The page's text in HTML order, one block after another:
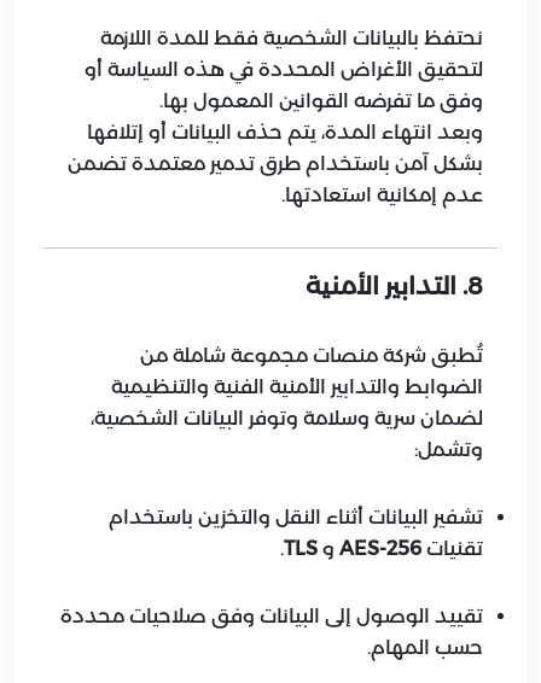
نحتفظ بالبيانات الشخصية فقط للمدة اللازمة
لتحقيق الأغراض المحددة في هذه السياسة أو
وفق ما تفرضه القوانين المعمول بها.
وبعد انتهاء المدة، يتم حذف البيانات أو إتلافها
بشكل آمن باستخدام طرق تدمير معتمدة تضمن
عدم إمكانية استعادتها.
8. التدابير الأمنية
تُطبق شركة منصات مجموعة شاملة من
الضوابط والتدابير الأمنية الفنية والتنظيمية
لضمان سرية وسلامة وتوفر البيانات الشخصية،
وتشمل:
تشفير البيانات أثناء النقل والتخزين باستخدام
تقنيات AES-256 و TLS
.
تقييد الوصول إلى البيانات وفق صلاحيات محددة
حسب المهام.